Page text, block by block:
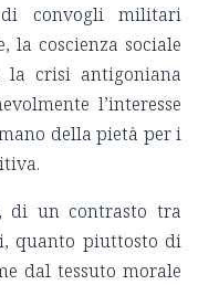
convogli militari
la coscienza sociale
la crisi antigoniana
l’interesse
della pietà per i
di un contrasto tra
quanto piuttosto di
dal tessuto morale